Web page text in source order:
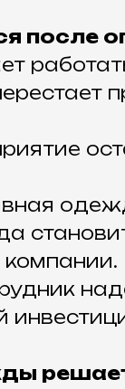
после
компании.